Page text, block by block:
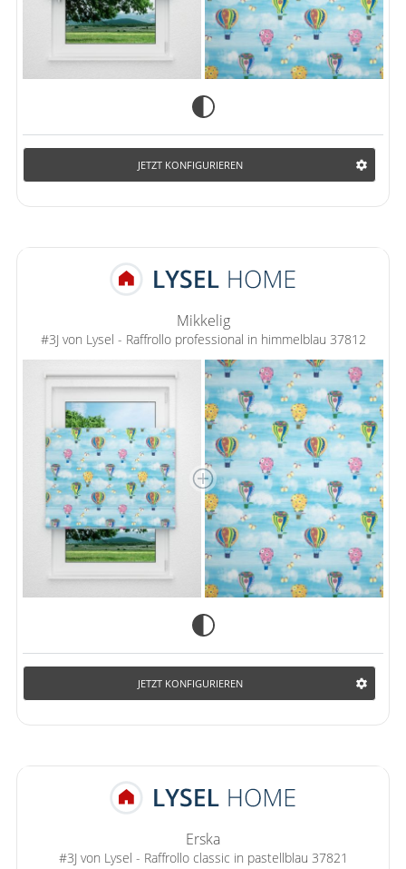
JETZT KONFIGURIEREN
Mikkelig
#3J von Lysel - Raffrollo professional in himmelblau 37812
JETZT KONFIGURIEREN
Erska
#3J von Lysel - Raffrollo classic in pastellblau 37821